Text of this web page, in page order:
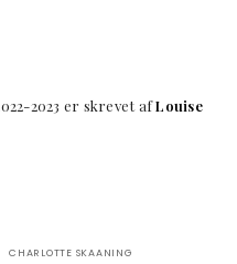
2023 er skrevet afLouise
CHARLOTTE SKAANING